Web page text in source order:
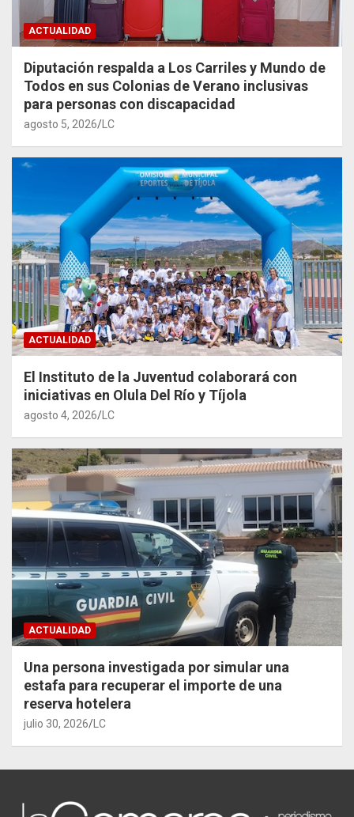
ACTUALIDAD
Diputación respalda a Los Carriles y Mundo de
Todos en sus Colonias de Verano inclusivas
para personas con discapacidad
agosto 5, 2026 LC
ACTUALIDAD
El Instituto de la Juventud colaborará con
iniciativas en Olula Del Río y Tíjola
agosto 4, 2026 LC
ACTUALIDAD
Una persona investigada por simular una
estafa para recuperar el importe de una
reserva hotelera
julio 30, 2026 LC